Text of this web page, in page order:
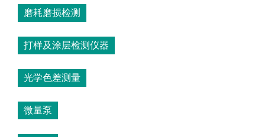
磨耗磨损检测
打样及涂层检测仪器
光学色差测量
微量泵